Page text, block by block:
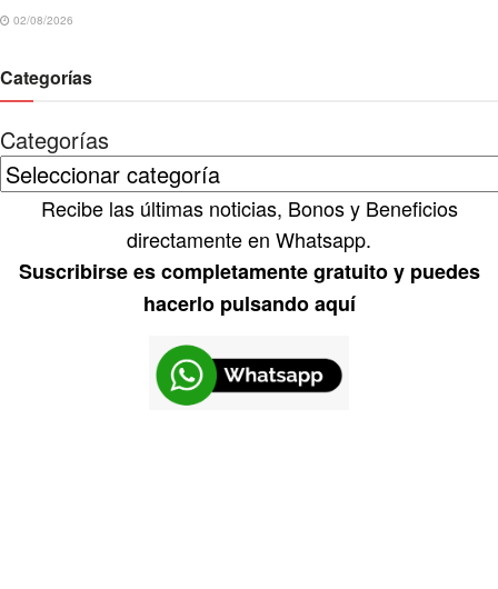
02/08/2026
Categorías
Categorías
Recibe las últimas noticias, Bonos y Beneficios
directamente en Whatsapp.
Suscribirse es completamente gratuito y puedes
hacerlo pulsando aquí